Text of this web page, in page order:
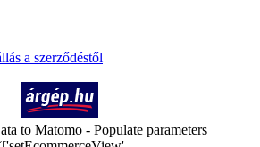
a szerződéstől
to Matomo - Populate parameters